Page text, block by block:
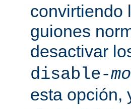
convirtiendo
guiones
desactivar
disable-
esta opción,